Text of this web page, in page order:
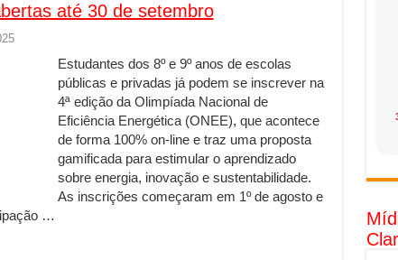
o Cerco Contra Streamings Piratas: Entenda o Bloqueio e o Que
nacional: como Jaque Rosa ensina tarólogas a faturarem mais
como planejar sua trajetória acadêmica e profissional
como usar dados e regulamentações a seu favor
limpa chega para brasileiros: ZCT traz oportunidades de lucro
vs. Ferro: guia completo para escolher o portão ideal para seu imóvel
percepção do consumidor: como marcas evitam ruídos no mercado
até 30 de setembro
Estudantes dos 8º e 9º anos de escolas
públicas e privadas já podem se inscrever na
4ª edição da Olimpíada Nacional de
Eficiência Energética (ONEE), que acontece
de forma 100% on-line e traz uma proposta
gamificada para estimular o aprendizado
sobre energia, inovação e sustentabilidade.
As inscrições começaram em 1º de agosto e
…